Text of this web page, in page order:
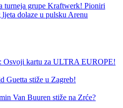
turneja grupe Kraftwerk! Pioniri
dolaze u pulsku Arenu
Osvoji kartu za ULTRA EUROPE!
Guetta stiže u Zagreb!
Van Buuren stiže na Zrće?